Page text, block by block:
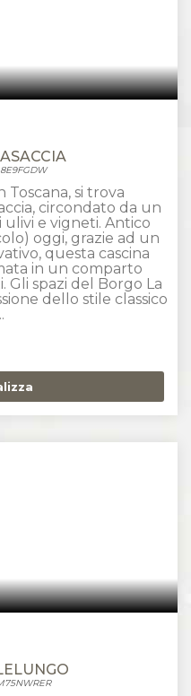
Toscana, si trova
circondato da un
ulivi e vigneti. Antico
oggi, grazie ad un
questa cascina
in un comparto
Gli spazi del Borgo La
dello stile classico